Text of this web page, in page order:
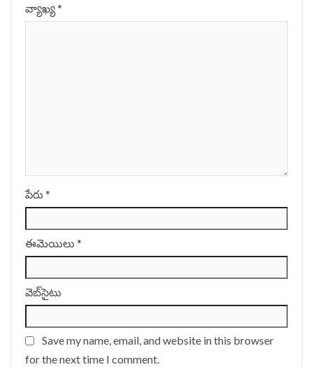
వ్యాఖ్య*
పేరు *
ఈమెయిలు *
వెబ్‌సైటు
Save my name, email, and website in this browser
for the next time I comment.